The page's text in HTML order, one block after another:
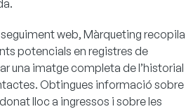
web, Màrqueting recopila
potencials en registres de
una imatge completa de l’historial
Obtingues informació sobre
lloc a ingressos i sobre les